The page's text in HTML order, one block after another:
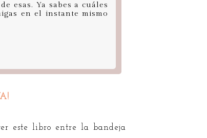
esas. Ya sabes a cuáles
en el instante mismo
este libro entre la bandeja